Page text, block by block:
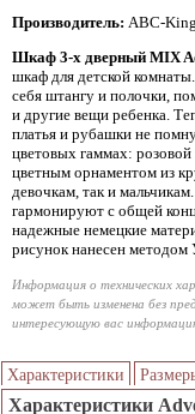
Производитель: ABC-
Шкаф 3-х дверный MIX
шкаф для детской
себя штангу и полочки,
и другие вещи ребенка.
платья и рубашки не
цветовых гаммах:
цветным орнаментом из
девочкам, так и
гармонируют с общей
надежные немецкие
рисунок нанесен методом
Информация о технических
может быть изменена без
интересующую вас
Характеристики
Характеристики